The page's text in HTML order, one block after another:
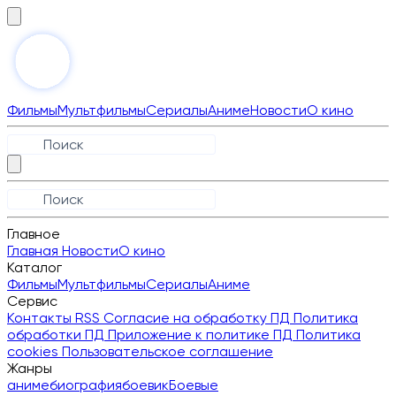
ФильмыМультфильмыСериалыАнимеНовостиО кино
Главное
Главная НовостиО кино
Каталог
ФильмыМультфильмыСериалыАниме
Сервис
Контакты RSS Согласие на обработку ПД Политика
обработки ПД Приложение к политике ПД Политика
cookies Пользовательское соглашение
Жанры
анимебиографиябоевикБоевые